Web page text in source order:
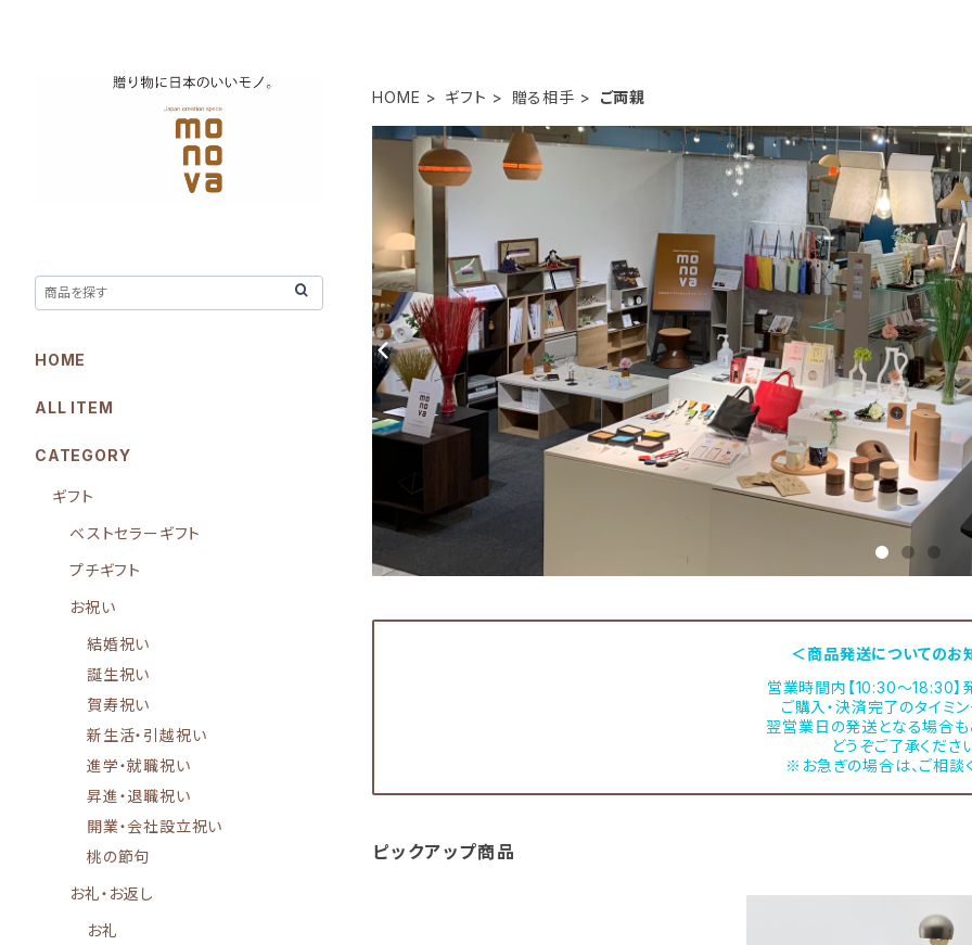
HOME ギフト 贈る相手 ご両親
＜商品発送についてのお
営業時間内【10:30～18:30】
ご購入・決済完了のタイミン
翌営業日の発送となる場合も
どうぞご了承くださ
※お急ぎの場合は、ご相談
ピックアップ商品
HOME
ALL ITEM
CATEGORY
ギフト
ベストセラーギフト
プチギフト
お祝い
結婚祝い
誕生祝い
賀寿祝い
新生活・引越祝い
進学・就職祝い
昇進・退職祝い
開業・会社設立祝い
桃の節句
お礼・お返し
お礼